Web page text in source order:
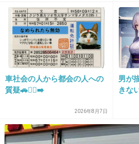
30. 匿名2015/07/23(木) 08:36:29
今の状態で参加したらモヤ
よ。 その友達に会うたびに
だよ？
いが…」
車社会の人から都会の人への
質疑🚗🏃‍♀️‍➡️
2026年8月7日
男が
きな